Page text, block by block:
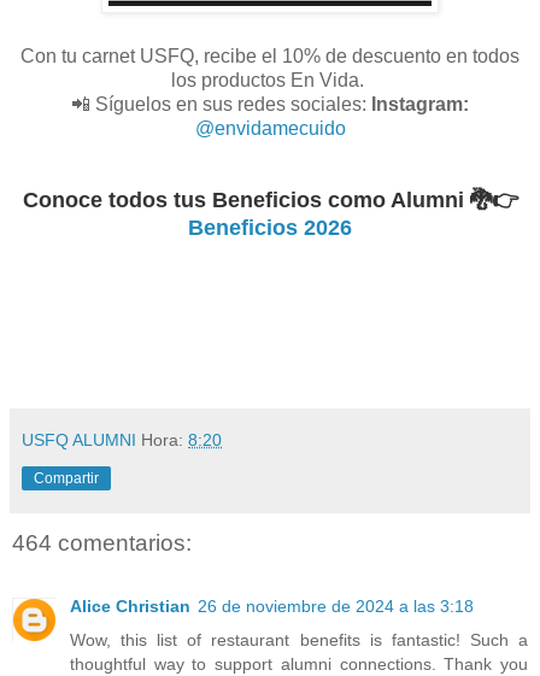
Con tu carnet USFQ, recibe el 10% de descuento en todos
los productos En Vida.
📲 Síguelos en sus redes sociales: Instagram:
@envidamecuido
Conoce todos tus Beneficios como Alumni 🐉👉
Beneficios 2026
USFQ ALUMNI Hora: 8:20
Compartir
464 comentarios:
Alice Christian 26 de noviembre de 2024 a las 3:18
Wow, this list of restaurant benefits is fantastic! Such a
thoughtful way to support alumni connections. Thank you